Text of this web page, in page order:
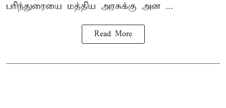
பரிந்துரையை மத்திய அரசுக்கு அன ...
Read More